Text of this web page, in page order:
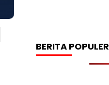
BERITA POPULER